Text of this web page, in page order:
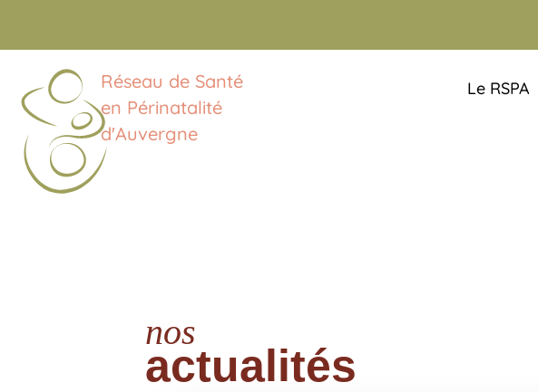
Réseau de Santé
en Périnatalité
d'Auvergne
Le RSPA
nos
actualités